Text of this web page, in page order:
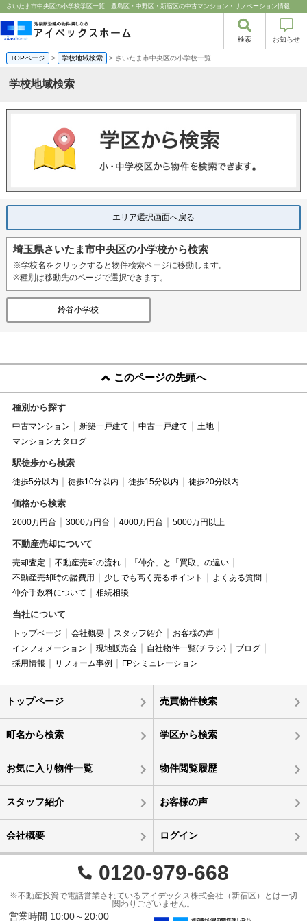
さいたま市中央区の小学校学区一覧｜豊島区・中野区・新宿区の中古マンション・リノベーション情報なら池袋のアイベックスホーム！%
検索 お知らせ
TOPページ > 学校地域検索 > さいたま市中央区の小学校一覧
学校地域検索
エリア選択画面へ戻る
埼玉県さいたま市中央区の小学校から検索
※学校名をクリックすると物件検索ページに移動します。
※種別は移動先のページで選択できます。
鈴谷小学校
このページの先頭へ
種別から探す
中古マンション 新築一戸建て 中古一戸建て
土地
マンションカタログ
駅徒歩から検索
徒歩5分以内 徒歩10分以内 徒歩15分以内 徒歩20分以内
価格から検索
2000万円台 3000万円台 4000万円台 5000万円以上
不動産売却について
売却査定 不動産売却の流れ
「仲介」と「買取」の違い
不動産売却時の諸費用
少しでも高く売るポイント
よくある質問
仲介手数料について
相続相談
当社について
トップページ 会社概要 スタッフ紹介
お客様の声
インフォメーション
現地販売会 自社物件一覧(チラシ)
ブログ
採用情報
リフォーム事例 FPシミュレーション
トップページ 売買物件検索
町名から検索 学区から検索
お気に入り物件一覧 物件閲覧履歴
スタッフ紹介 お客様の声
会社概要 ログイン
0120-979-668
※不動産投資で電話営業されているアイデックス株式会社（新宿区）とは一切
関わりございません。
営業時間 10:00～20:00